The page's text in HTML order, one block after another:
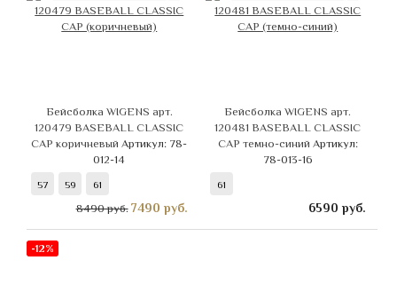
Бейсболка WIGENS арт.
120479 BASEBALL CLASSIC
CAP коричневыйАртикул: 78-
012-14
57 59 61
8490 руб. 7490 руб.
Бейсболка WIGENS арт.
120481 BASEBALL CLASSIC
CAP темно-синий Артикул:
78-013-16
61
6590 руб.
-12%